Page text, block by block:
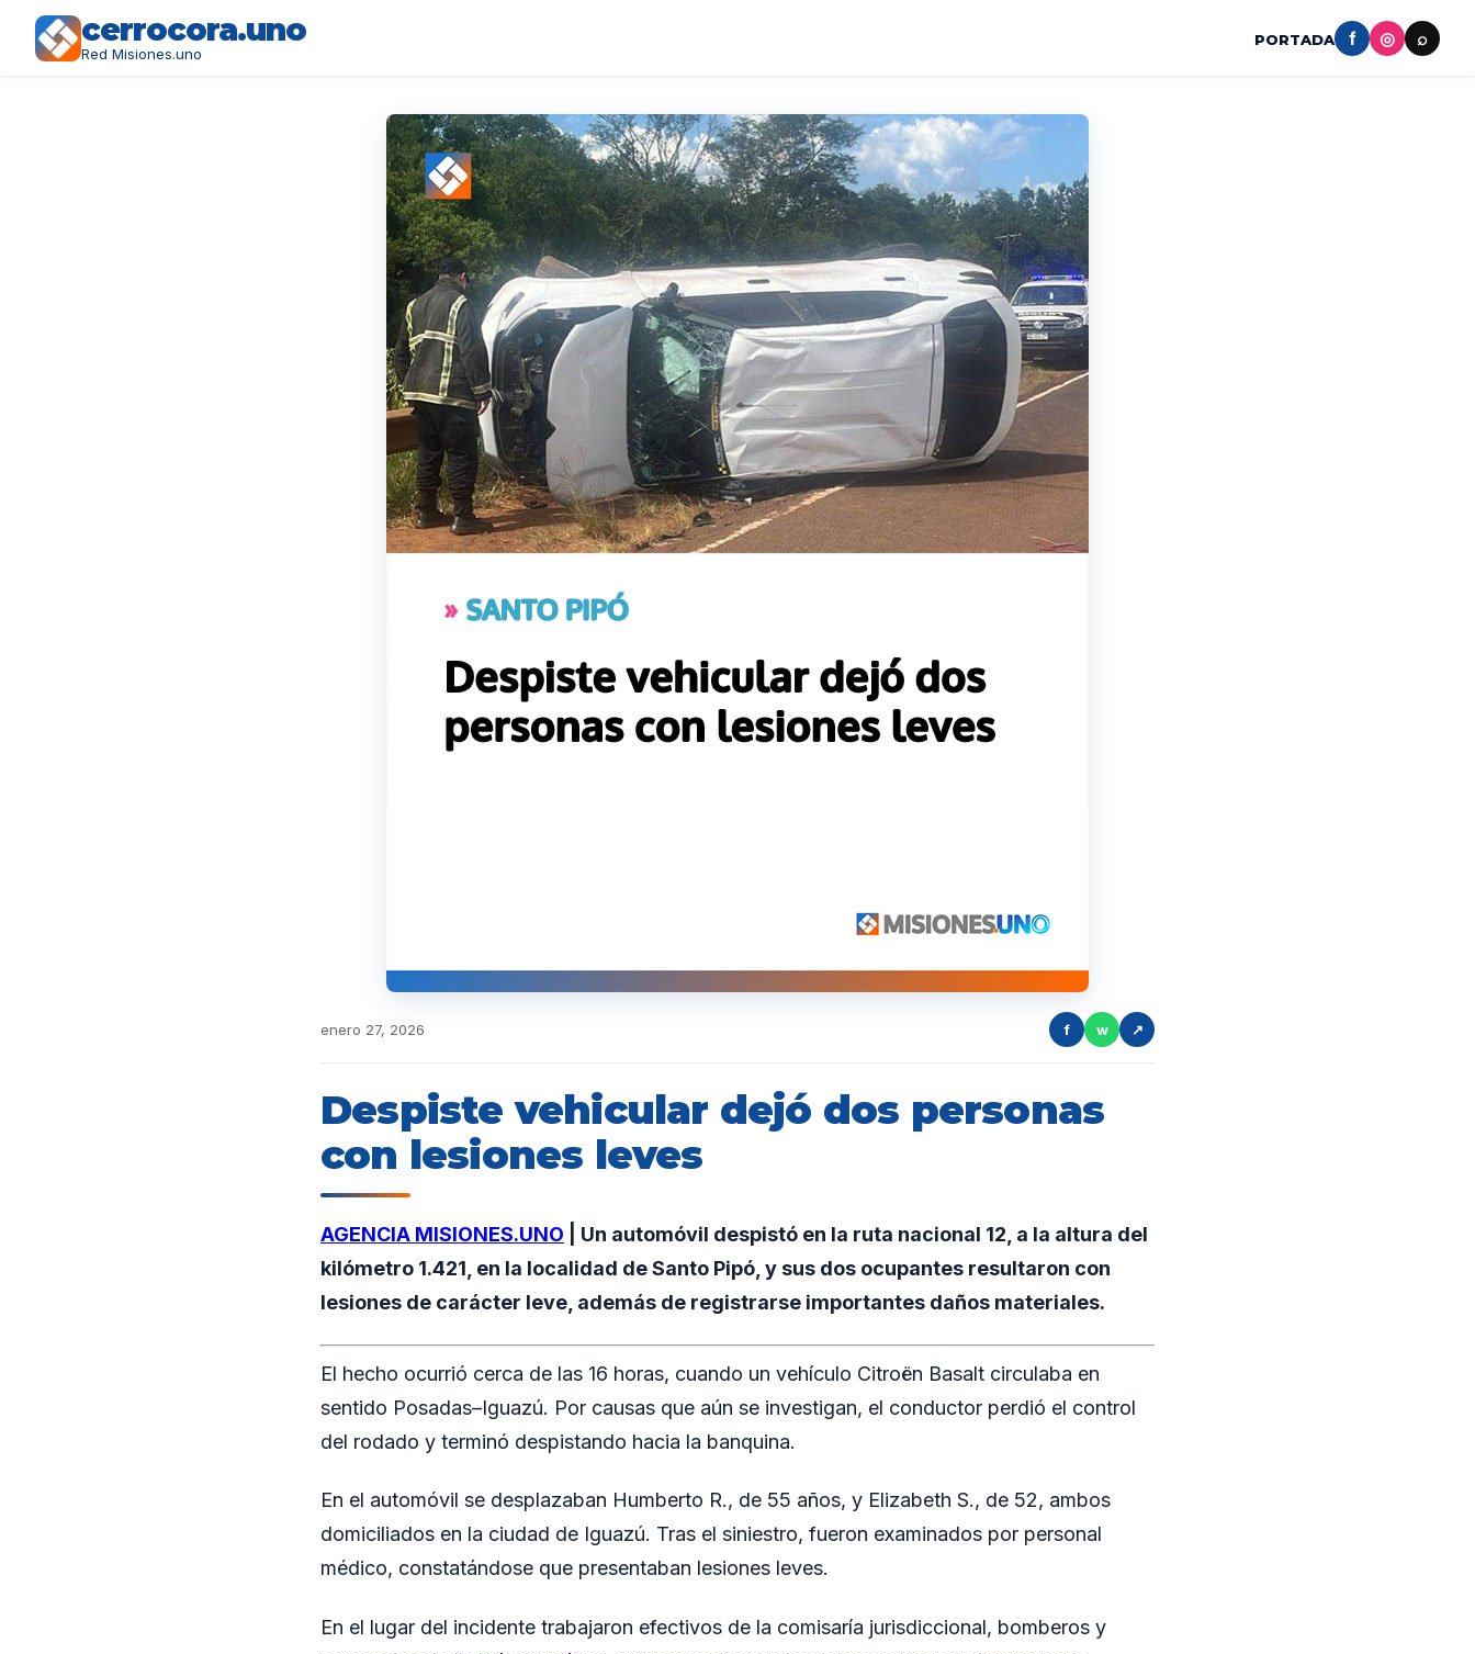
cerrocora.uno
Red Misiones.uno
PORTADA f ◎ ⌕
enero 27, 2026 f w ↗
Despiste vehicular dejó dos personas
con lesiones leves
AGENCIA MISIONES.UNO | Un automóvil despistó en la ruta nacional 12, a la altura del
kilómetro 1.421, en la localidad de Santo Pipó, y sus dos ocupantes resultaron con
lesiones de carácter leve, además de registrarse importantes daños materiales.
El hecho ocurrió cerca de las 16 horas, cuando un vehículo Citroën Basalt circulaba en
sentido Posadas–Iguazú. Por causas que aún se investigan, el conductor perdió el control
del rodado y terminó despistando hacia la banquina.
En el automóvil se desplazaban Humberto R., de 55 años, y Elizabeth S., de 52, ambos
domiciliados en la ciudad de Iguazú. Tras el siniestro, fueron examinados por personal
médico, constatándose que presentaban lesiones leves.
En el lugar del incidente trabajaron efectivos de la comisaría jurisdiccional, bomberos y